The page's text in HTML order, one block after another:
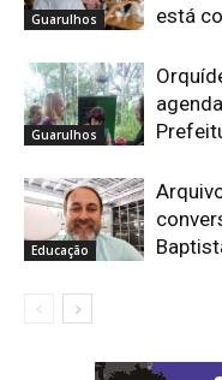
Guarulhos está
Guarulhos
Educação